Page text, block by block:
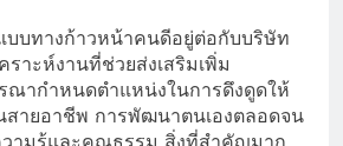
บบทางก้าวหน้าคนดีอยู่ต่อกับบริษัท
ราะห์งานที่ช่วยส่งเสริมเพิ่ม
ณากำหนดตำแหน่งในการดึงดูดให้
สายอาชีพ การพัฒนาตนเองตลอดจน